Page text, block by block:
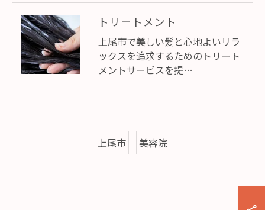
トリートメント
上尾市で美しい髪と心地よいリラ
ックスを追求するためのトリート
メントサービスを提…
上尾市 美容院